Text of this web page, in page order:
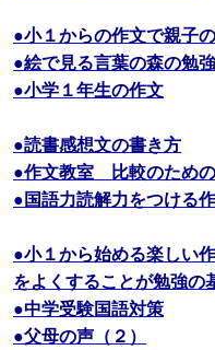
●小１からの作文で親子
●絵で見る言葉の森の勉強
●小学１年生の作文
●読書感想文の書き方
●作文教室 比較のため
●国語力読解力をつける
●小１から始める楽しい
をよくすることが勉強の
●中学受験国語対策
●父母の声（２）